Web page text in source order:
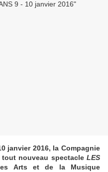
janvier 2016, la Compagnie
tout nouveau spectacle LES
Arts et de la Musique